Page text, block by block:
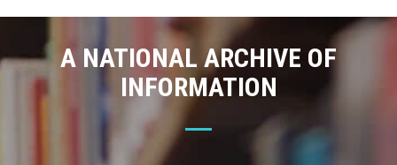
A NATIONAL ARCHIVE OF
INFORMATION